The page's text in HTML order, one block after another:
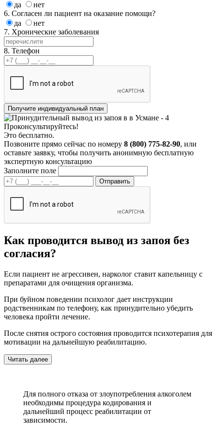
да
нет
6. Согласен ли пациент на оказание помощи?
да
нет
7. Хронические заболевания
8. Телефон
Проконсультируйтесь!
Это бесплатно.
Позвоните прямо сейчас по номеру 8 (800) 775-82-90, или
оставьте заявку, чтобы получить анонимную бесплатную
экспертную консультацию
Заполните поле
Как проводится вывод из запоя без
согласия?
Если пациент не агрессивен, нарколог ставит капельницу с
препаратами для очищения организма.
При буйном поведении психолог дает инструкции
родственникам по телефону, как принудительно убедить
человека пройти лечение.
После снятия острого состояния проводится психотерапия для
мотивации на дальнейшую реабилитацию.
Читать далее
Для полного отказа от злоупотребления алкоголем
необходимы процедура кодирования и
дальнейший процесс реабилитации от
зависимости.